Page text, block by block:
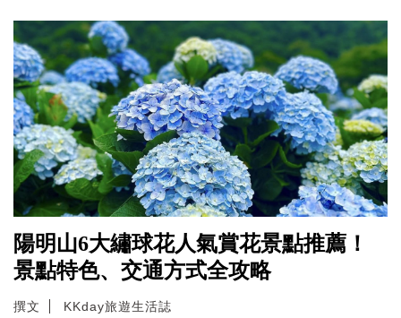
陽明山6大繡球花人氣賞花景點推薦！
景點特色、交通方式全攻略
撰文 KKday旅遊生活誌